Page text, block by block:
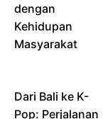
dengan
Kehidupan
Masyarakat
Dari Bali ke K-
Pop: Perjalanan